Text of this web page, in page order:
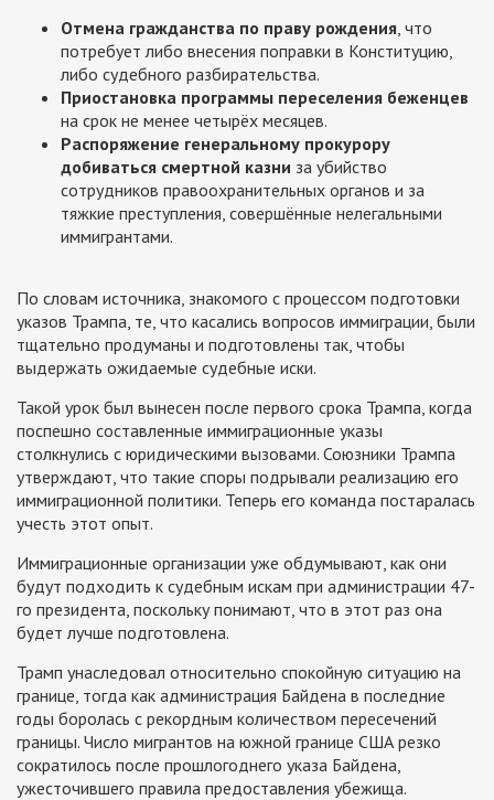
Отмена гражданства по праву рождения , что
потребует либо внесения поправки в Конституцию,
либо судебного разбирательства.
Приостановка программы переселения беженцев
на срок не менее четырёх месяцев.
Распоряжение генеральному прокурору
добиваться смертной казни за убийство
сотрудников правоохранительных органов и за
тяжкие преступления, совершённые нелегальными
иммигрантами.
По словам источника, знакомого с процессом подготовки
указов Трампа, те, что касались вопросов иммиграции, были
тщательно продуманы и подготовлены так, чтобы
выдержать ожидаемые судебные иски.
Такой урок был вынесен после первого срока Трампа, когда
поспешно составленные иммиграционные указы
столкнулись с юридическими вызовами. Союзники Трампа
утверждают, что такие споры подрывали реализацию его
иммиграционной политики. Теперь его команда постаралась
учесть этот опыт.
Иммиграционные организации уже обдумывают, как они
будут подходить к судебным искам при администрации 47-
го президента, поскольку понимают, что в этот раз она
будет лучше подготовлена.
Трамп унаследовал относительно спокойную ситуацию на
границе, тогда как администрация Байдена в последние
годы боролась с рекордным количеством пересечений
границы. Число мигрантов на южной границе США резко
сократилось после прошлогоднего указа Байдена,
ужесточившего правила предоставления убежища.